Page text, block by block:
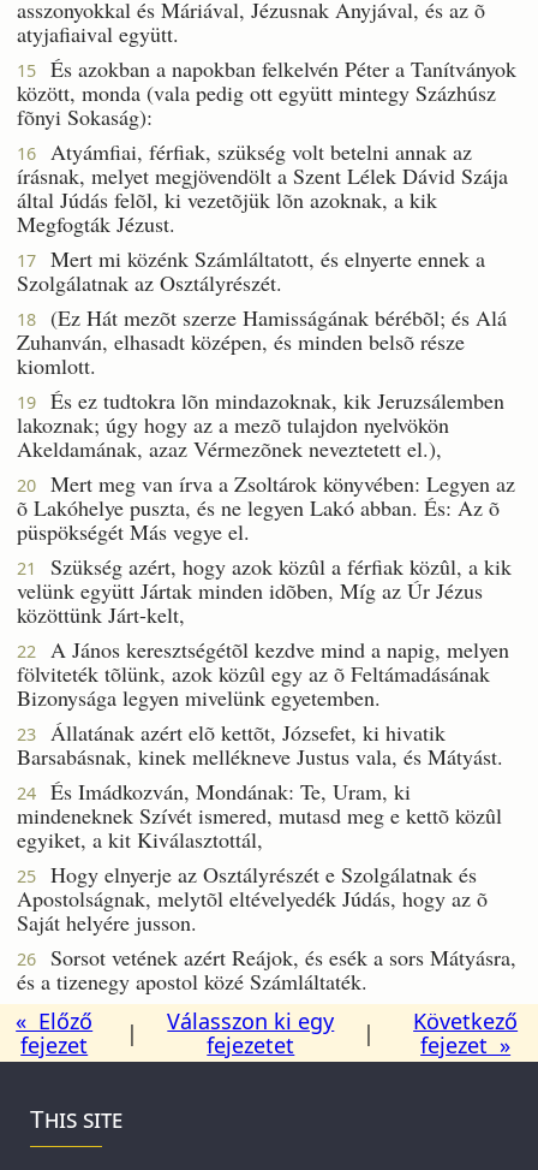
asszonyokkal és Máriával, Jézusnak Anyjával, és az õ
atyjafiaival együtt.
15
És azokban a napokban felkelvén Péter a Tanítványok
között, monda (vala pedig ott együtt mintegy Százhúsz
fõnyi Sokaság):
16
Atyámfiai, férfiak, szükség volt betelni annak az
írásnak, melyet megjövendölt a Szent Lélek Dávid Szája
által Júdás felõl, ki vezetõjük lõn azoknak, a kik
Megfogták Jézust.
17
Mert mi közénk Számláltatott, és elnyerte ennek a
Szolgálatnak az Osztályrészét.
18
(Ez Hát mezõt szerze Hamisságának bérébõl; és Alá
Zuhanván, elhasadt középen, és minden belsõ része
kiomlott.
19
És ez tudtokra lõn mindazoknak, kik Jeruzsálemben
lakoznak; úgy hogy az a mezõ tulajdon nyelvökön
Akeldamának, azaz Vérmezõnek neveztetett el.),
20
Mert meg van írva a Zsoltárok könyvében: Legyen az
õ Lakóhelye puszta, és ne legyen Lakó abban. És: Az õ
püspökségét Más vegye el.
21
Szükség azért, hogy azok közûl a férfiak közûl, a kik
velünk együtt Jártak minden idõben, Míg az Úr Jézus
közöttünk Járt-kelt,
22
A János keresztségétõl kezdve mind a napig, melyen
fölviteték tõlünk, azok közûl egy az õ Feltámadásának
Bizonysága legyen mivelünk egyetemben.
23
Állatának azért elõ kettõt, Józsefet, ki hivatik
Barsabásnak, kinek mellékneve Justus vala, és Mátyást.
24
És Imádkozván, Mondának: Te, Uram, ki
mindeneknek Szívét ismered, mutasd meg e kettõ közûl
egyiket, a kit Kiválasztottál,
25
Hogy elnyerje az Osztályrészét e Szolgálatnak és
Apostolságnak, melytõl eltévelyedék Júdás, hogy az õ
Saját helyére jusson.
26
Sorsot vetének azért Reájok, és esék a sors Mátyásra,
és a tizenegy apostol közé Számláltaték.
« Előző
fejezet
|
Válasszon ki egy
fejezetet
|
Következő
fejezet »
This site